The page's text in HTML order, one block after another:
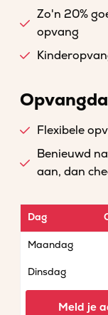
Zo'n 20%
opvang
Flexibele
Benieuwd
aan, dan
Dag
Maandag
Dinsdag
Meld je